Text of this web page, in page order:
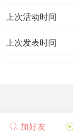
加好友
上次活动时间
上次发表时间